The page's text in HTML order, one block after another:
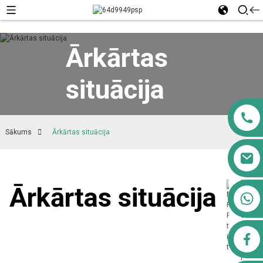
+8613911556761
Ārkārtas
situācija
Sākums Ārkārtas situācija
Ārkārtas situācija